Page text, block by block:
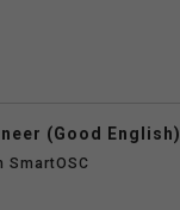
(Good English)
SmartOSC